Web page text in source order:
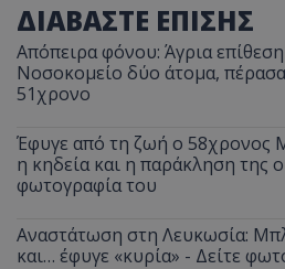
ΔΙΑΒΑΣΤΕ ΕΠΙΣΗΣ
Απόπειρα φόνου: Άγρια
Νοσοκομείο δύο άτομα,
51χρονο
Έφυγε από τη ζωή ο 58χρονος
η κηδεία και η παράκληση της
φωτογραφία του
Αναστάτωση στη Λευκωσία:
και… έφυγε «κυρία» - Δείτε